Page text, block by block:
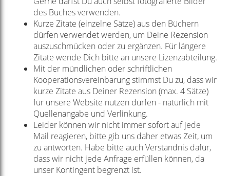
des Buches verwenden.
Kurze Zitate (einzelne Sätze) aus den Büchern
dürfen verwendet werden, um Deine Rezension
auszuschmücken oder zu ergänzen. Für längere
Zitate wende Dich bitte an unsere Lizenzabteilung.
Mit der mündlichen oder schriftlichen
Kooperationsvereinbarung stimmst Du zu, dass wir
kurze Zitate aus Deiner Rezension (max. 4 Sätze)
für unsere Website nutzen dürfen - natürlich mit
Quellenangabe und Verlinkung.
Leider können wir nicht immer sofort auf jede
Mail reagieren, bitte gib uns daher etwas Zeit, um
zu antworten. Habe bitte auch Verständnis dafür,
dass wir nicht jede Anfrage erfüllen können, da
unser Kontingent begrenzt ist.